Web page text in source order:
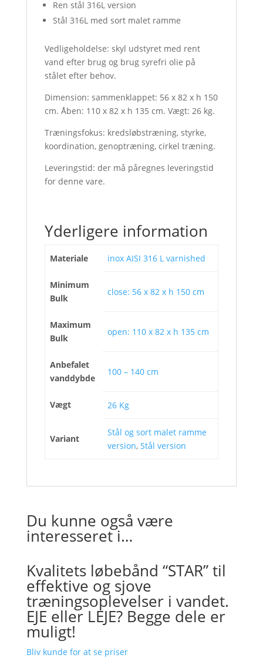
Ren stål 316L version
Stål 316L med sort malet ramme
Vedligeholdelse: skyl udstyret med rent
vand efter brug og brug syrefri olie på
stålet efter behov.
Dimension: sammenklappet: 56 x 82 x h 150
cm. Åben: 110 x 82 x h 135 cm. Vægt: 26 kg.
Træningsfokus: kredsløbstræning, styrke,
koordination, genoptræning, cirkel træning.
Leveringstid: der må påregnes leveringstid
for denne vare.
Yderligere information
Materiale inox AISI 316 L varnished
Minimum
Bulk
close: 56 x 82 x h 150 cm
Maximum
Bulk
open: 110 x 82 x h 135 cm
Anbefalet
vanddybde
100 – 140 cm
Vægt 26 Kg
Variant
Stål og sort malet ramme
version, Stål version
Du kunne også være
interesseret i…
Kvalitets løbebånd “STAR” til
effektive og sjove
træningsoplevelser i vandet.
EJE eller LEJE? Begge dele er
muligt!
Bliv kunde for at se priser